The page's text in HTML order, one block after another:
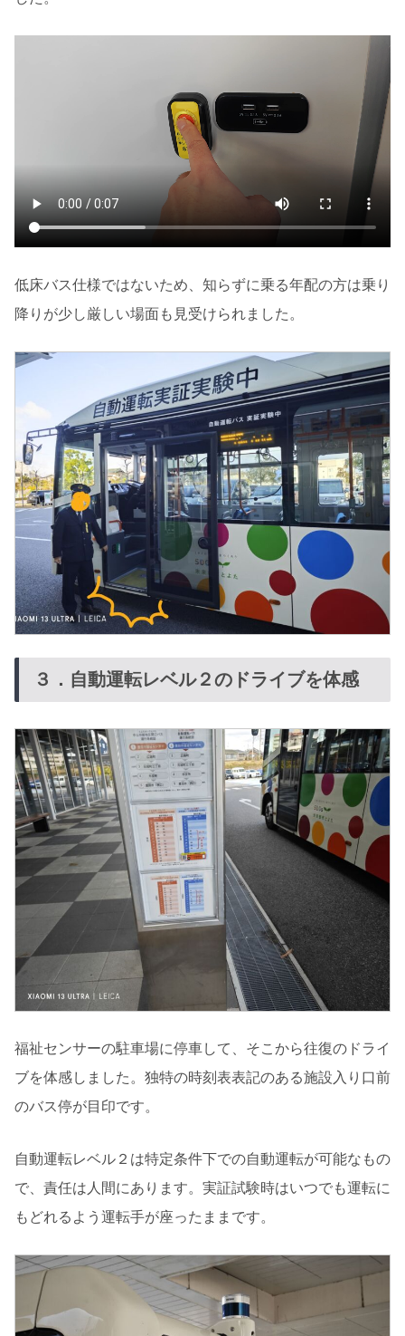
低床バス仕様ではないため、知らずに乗る年配の方は乗り
降りが少し厳しい場面も見受けられました。
３．自動運転レベル２のドライブを体感
福祉センサーの駐車場に停車して、そこから往復のドライ
ブを体感しました。独特の時刻表表記のある施設入り口前
のバス停が目印です。
自動運転レベル２は特定条件下での自動運転が可能なもの
で、責任は人間にあります。実証試験時はいつでも運転に
もどれるよう運転手が座ったままです。